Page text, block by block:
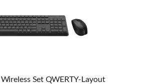
Set QWERTY-Layout